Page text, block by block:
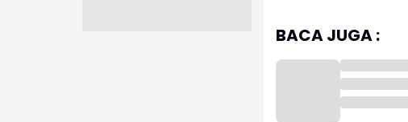
BACA JUGA :